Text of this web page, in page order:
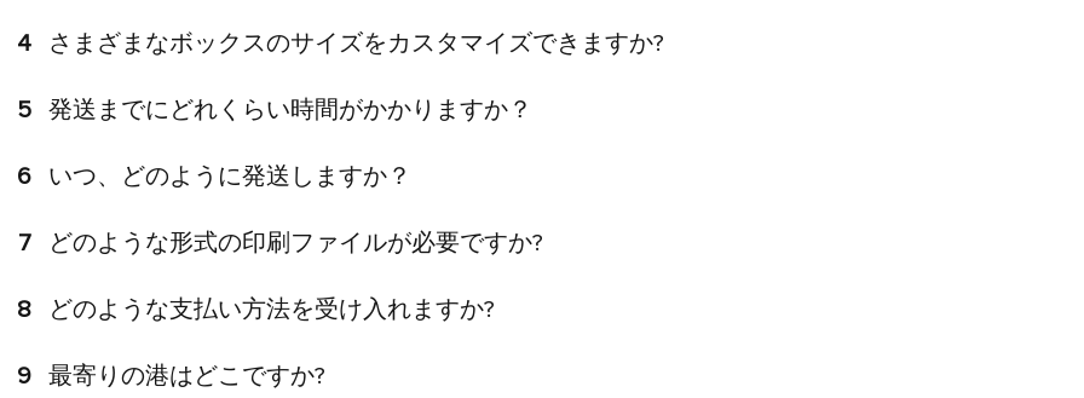
4 さまざまなボックスのサイズをカスタマイズできますか?
5 発送までにどれくらい時間がかかりますか？
6 いつ、どのように発送しますか？
7 どのような形式の印刷ファイルが必要ですか?
8 どのような支払い方法を受け入れますか?
9 最寄りの港はどこですか?